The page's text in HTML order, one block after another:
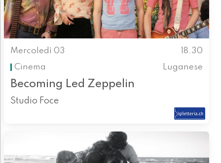
Mercoledì 03
18.30
Cinema
Luganese
Becoming Led Zeppelin
Studio Foce